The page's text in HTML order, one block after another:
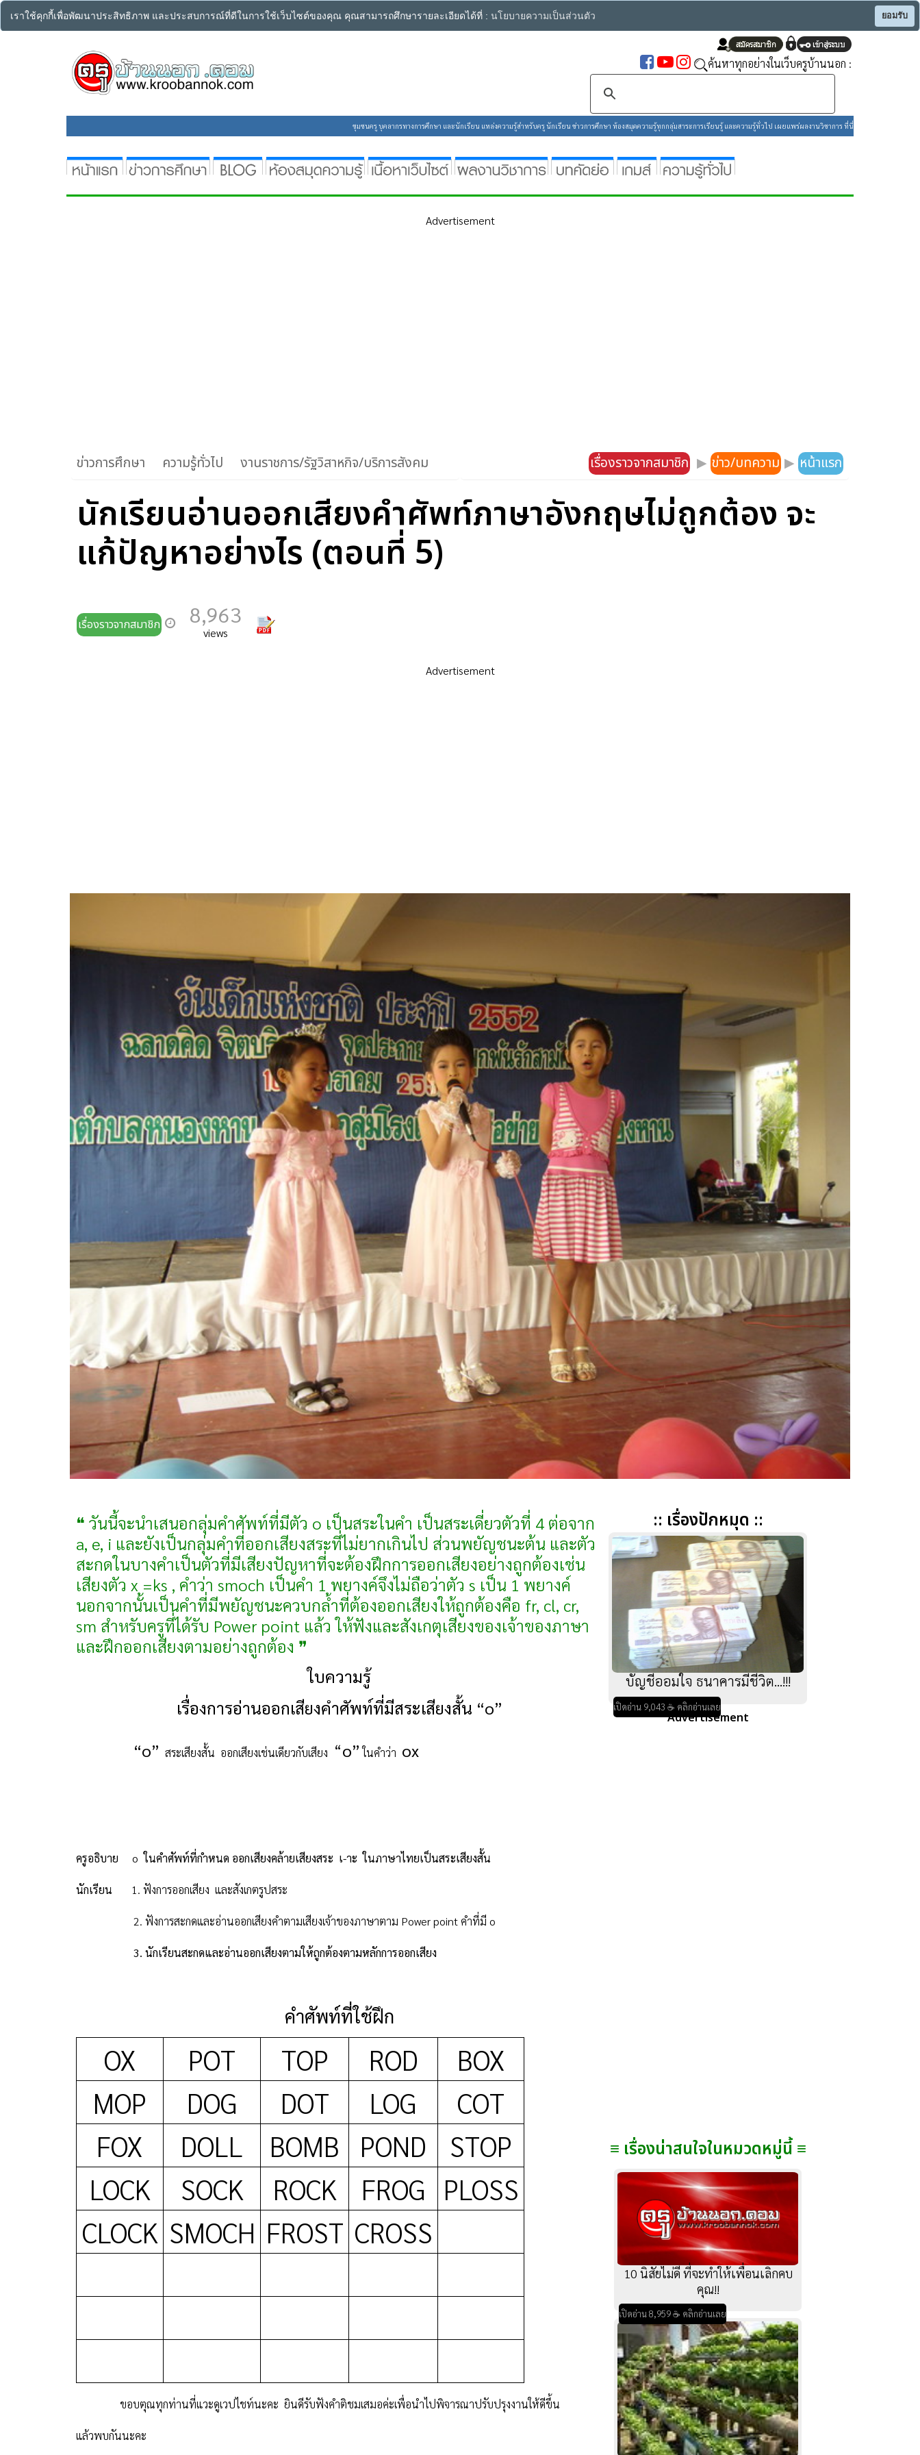
เราใช้คุกกี้เพื่อพัฒนาประสิทธิภาพ และประสบการณ์ที่ดีในการใช้เว็บไซต์ของคุณ คุณสามารถศึกษารายละเอียดได้ที่ : นโยบายความเป็นส่วนตัว ยอมรับ
ค้นหาทุกอย่างในเว็บครูบ้านนอก :
ชุมชนครู บุคลากรทางการศึกษา และนักเรียน แหล่งความรู้สำหรับครู นักเรียน ข่าวการศึกษา ห้องสมุดความรู้ทุกกลุ่มสาระการเรียนรู้ และความรู้ทั่วไป เผยแพร่ผลงานวิชาการ ที่นี่
Advertisement
ข่าวการศึกษา ความรู้ทั่วไป งานราชการ/รัฐวิสาหกิจ/บริการสังคม เรื่องราวจากสมาชิก ▶ ข่าว/บทความ ▶ หน้าแรก
นักเรียนอ่านออกเสียงคำศัพท์ภาษาอังกฤษไม่ถูกต้อง จะ
แก้ปัญหาอย่างไร (ตอนที่ 5)
เรื่องราวจากสมาชิก 8,963
views
Advertisement
❝ วันนี้จะนำเสนอกลุ่มคำศัพท์ที่มีตัว o เป็นสระในคำ เป็นสระเดี่ยวตัวที่ 4 ต่อจาก
a, e, i และยังเป็นกลุ่มคำที่ออกเสียงสระที่ไม่ยากเกินไป ส่วนพยัญชนะต้น และตัว
สะกดในบางคำเป็นตัวที่มีเสียงปัญหาที่จะต้องฝึกการออกเสียงอย่างถูกต้องเช่น
เสียงตัว x =ks , คำว่า smoch เป็นคำ 1 พยางค์จึงไม่ถือว่าตัว s เป็น 1 พยางค์
นอกจากนั้นเป็นคำที่มีพยัญชนะควบกล้ำที่ต้องออกเสียงให้ถูกต้องคือ fr, cl, cr,
sm สำหรับครูที่ได้รับ Power point แล้ว ให้ฟังและสังเกตุเสียงของเจ้าของภาษา
และฝึกออกเสียงตามอย่างถูกต้อง ❞
ใบความรู้
เรื่องการอ่านออกเสียงคำศัพท์ที่มีสระเสียงสั้น “o”
“o” สระเสียงสั้น ออกเสียงเช่นเดียวกับเสียง “o” ในคำว่า ox
ครูอธิบาย o ในคำศัพท์ที่กำหนด ออกเสียงคล้ายเสียงสระ เ-าะ ในภาษาไทยเป็นสระเสียงสั้น
นักเรียน 1. ฟังการออกเสียง และสังเกตรูปสระ
2. ฟังการสะกดและอ่านออกเสียงคำตามเสียงเจ้าของภาษาตาม Power pointคำที่มี o
3. นักเรียนสะกดและอ่านออกเสียงตามให้ถูกต้องตามหลักการออกเสียง
คำศัพท์ที่ใช้ฝึก
OX POT TOP ROD
BOX
MOP
DOG DOT LOG
COT
FOX
DOLL BOMB POND
STOP
LOCK
SOCK ROCK FROG
PLOSS
CLOCK SMOCH FROST CROSS
ขอบตุณทุกท่านที่แวะดูเวปไชท์นะคะ ยินดีรับฟังคำติชมเสมอค่ะเพื่อนำไปพิจารณาปรับปรุงงานให้ดีขึ้น
แล้วพบกันนะคะ
:: เรื่องปักหมุด ::
บัญชีออมใจ ธนาคารมีชีวิต...!!!
เปิดอ่าน 9,043 ☕ คลิกอ่านเลย
Advertisement
≡ เรื่องน่าสนใจในหมวดหมู่นี้ ≡
10 นิสัยไม่ดี ที่จะทำให้เพื่อนเลิกคบ
คุณ!!
เปิดอ่าน 8,959 ☕ คลิกอ่านเลย